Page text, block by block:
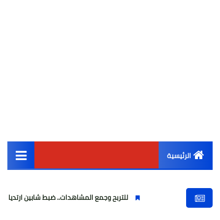
الرئيسية
أخبار مصر
للتربح وجمع المشاهدات.. ضبط شابين ارتديا ملابس نسائية